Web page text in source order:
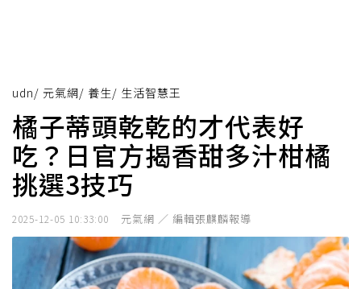
udn/ 元氣網/ 養生/ 生活智慧王
橘子蒂頭乾乾的才代表好
吃？日官方揭香甜多汁柑橘
挑選3技巧
2025-12-05 10:33:00 元氣網 ／ 編輯張麒麟報導